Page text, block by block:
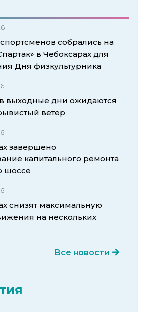
собрались на
в Чебоксарах для
Дня физкультурника
выходные дни ожидаются
ветер
завершено
капитального ремонта
шоссе
снизят максимальную
на нескольких
Все новости